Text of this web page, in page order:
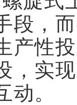
段，
产性
，实
动。